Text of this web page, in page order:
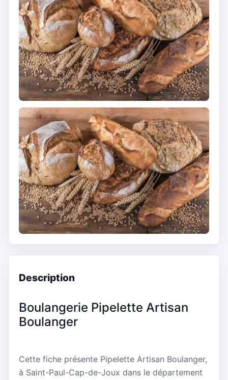
Description
Boulangerie Pipelette Artisan
Boulanger
Cette fiche présente Pipelette Artisan Boulanger,
à Saint-Paul-Cap-de-Joux dans le département